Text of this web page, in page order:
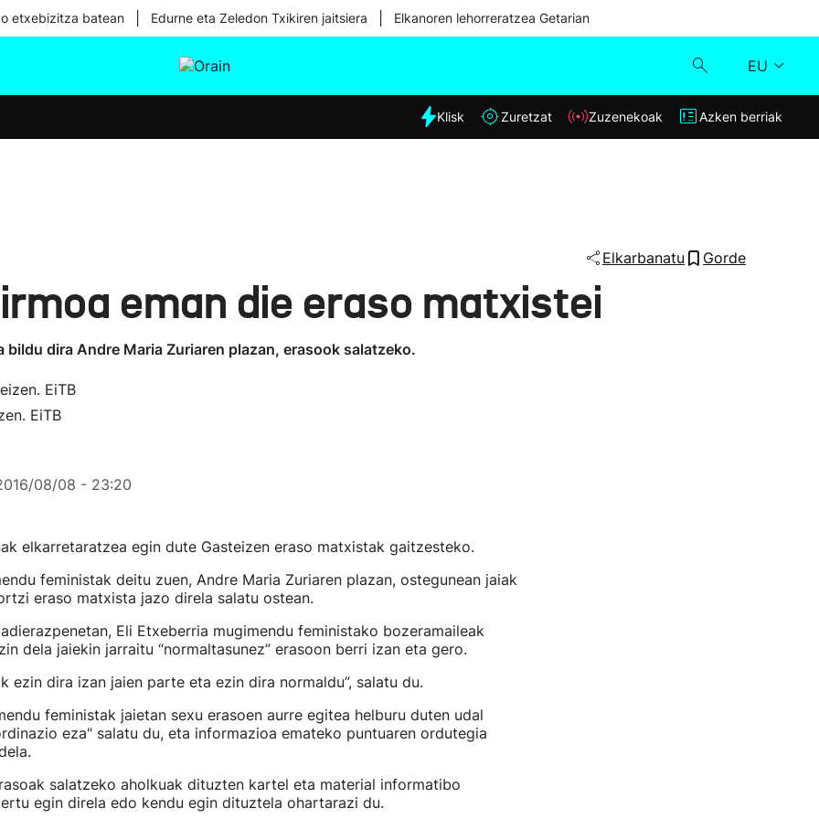
etxebizitza batean Edurne eta Zeledon Txikiren jaitsiera Elkanoren lehorreratzea Getarian
EU
Eguraldia
Klisk
Klisk Zuretzat Zuzenekoak Azken berriak
Elkarbanatu Gorde
eman die eraso matxistei
dira Andre Maria Zuriaren plazan, erasook salatzeko.
EiTB
08/08 - 23:20
elkarretaratzea egin dute Gasteizen eraso matxistak gaitzesteko.
feministak deitu zuen, Andre Maria Zuriaren plazan, ostegunean jaiak
eraso matxista jazo direla salatu ostean.
Eli Etxeberria mugimendu feministako bozeramaileak
dela jaiekin jarraitu “normaltasunez” erasoon berri izan eta gero.
ezin dira izan jaien parte eta ezin dira normaldu”, salatu du.
feministak jaietan sexu erasoen aurre egitea helburu duten udal
eza" salatu du, eta informazioa emateko puntuaren ordutegia
salatzeko aholkuak dituzten kartel eta material informatibo
egin direla edo kendu egin dituztela ohartarazi du.